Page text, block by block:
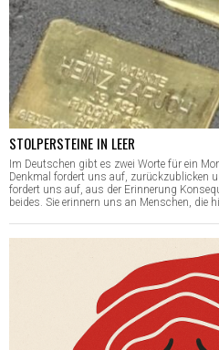
STOLPERSTEINE IN LEER
Im Deutschen gibt es zwei Worte für ein
Denkmal fordert uns auf, zurückzublicken
fordert uns auf, aus der Erinnerung
beides. Sie erinnern uns an Menschen, die